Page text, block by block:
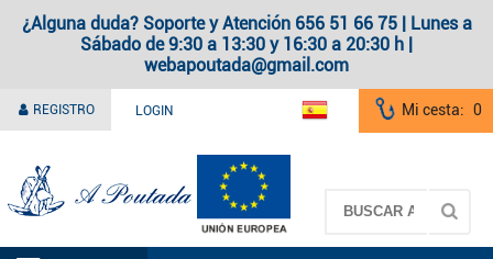
¿Alguna duda? Soporte y Atención 656 51 66 75 | Lunes a
Sábado de 9:30 a 13:30 y 16:30 a 20:30 h |
webapoutada@gmail.com
REGISTRO LOGIN Mi cesta: 0